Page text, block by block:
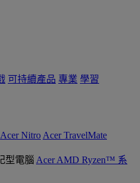
可持續產品 專業 學習
Acer Nitro Acer TravelMate
Acer AMD Ryzen™ 系